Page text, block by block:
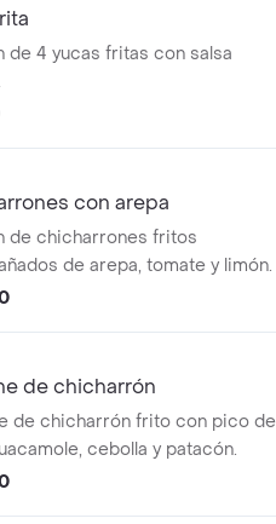
de 4 yucas fritas con salsa
con arepa
de chicharrones fritos
de arepa, tomate y limón.
de chicharrón
de chicharrón frito con pico de
cebolla y patacón.